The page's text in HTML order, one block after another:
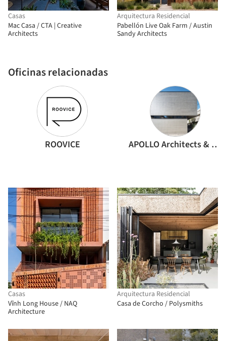
Casas
Mac Casa / CTA | Creative
Architects
Oficinas relacionadas
ROOVICE APOLLO Architects & Associates
Arquitectura Residencial
Pabellón Live Oak Farm / Austin
Sandy Architects
Casas
Vĩnh Long House / NAQ
Architecture
Arquitectura Residencial
Casa de Corcho / Polysmiths